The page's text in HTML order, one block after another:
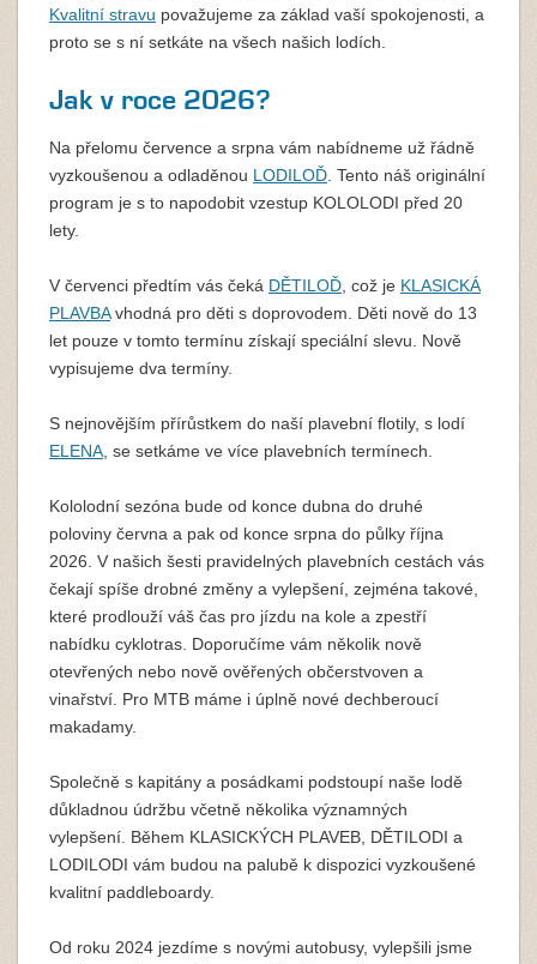
Kvalitní stravu považujeme za základ vaší spokojenosti, a
proto se s ní setkáte na všech našich lodích.
Jak v roce 2026?
Na přelomu července a srpna vám nabídneme už řádně
vyzkoušenou a odladěnou LODILOĎ . Tento náš originální
program je s to napodobit vzestup KOLOLODI před 20
lety.
V červenci předtím vás čeká DĚTILOĎ , což je KLASICKÁ
PLAVBAvhodná pro děti s doprovodem. Děti nově do 13
let pouze v tomto termínu získají speciální slevu. Nově
vypisujeme dva termíny.
S nejnovějším přírůstkem do naší plavební flotily, s lodí
ELENA , se setkáme ve více plavebních termínech.
Kololodní sezóna bude od konce dubna do druhé
poloviny června a pak od konce srpna do půlky října
2026. V našich šesti pravidelných plavebních cestách vás
čekají spíše drobné změny a vylepšení, zejména takové,
které prodlouží váš čas pro jízdu na kole a zpestří
nabídku cyklotras. Doporučíme vám několik nově
otevřených nebo nově ověřených občerstvoven a
vinařství. Pro MTB máme i úplně nové dechberoucí
makadamy.
Společně s kapitány a posádkami podstoupí naše lodě
důkladnou údržbu včetně několika významných
vylepšení. Během KLASICKÝCH PLAVEB, DĚTILODI a
LODILODI vám budou na palubě k dispozici vyzkoušené
kvalitní paddleboardy.
Od roku 2024 jezdíme s novými autobusy, vylepšili jsme